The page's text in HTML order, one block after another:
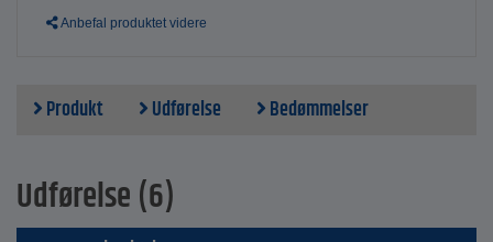
Anbefal produktet videre
Produkt Udførelse Bedømmelser
Udførelse (6)